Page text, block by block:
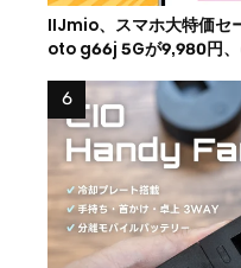
IIJmio、スマホ大特価セ
oto g66j 5Gが9,980円